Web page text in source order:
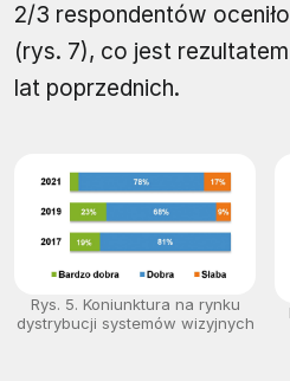
2/3 respondentów
(rys. 7), co jest
lat poprzednich.
Rys. 5. Koniunktura na rynku
dystrybucji systemów wizyjnych